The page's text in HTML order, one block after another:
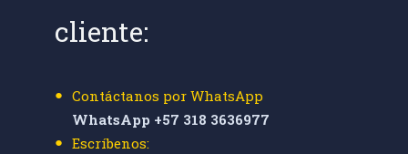
cliente:
Contáctanos por WhatsApp
WhatsApp +57 318 3636977
Escríbenos: